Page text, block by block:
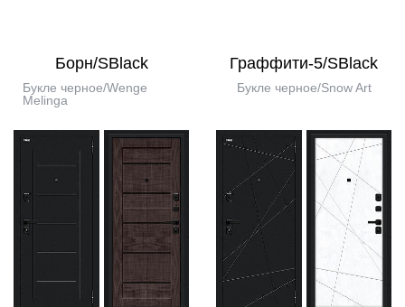
Борн/SBlack
Букле черное/Wenge
Melinga
Граффити-5/SBlack
Букле черное/Snow Art